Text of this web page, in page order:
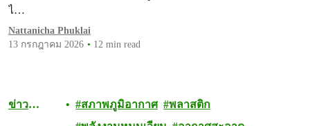
ไ…
Nattanicha Phuklai
13 กรกฎาคม 2026
12 min read
ข่าว
สภาพภูมิอากาศ
พลาสติก